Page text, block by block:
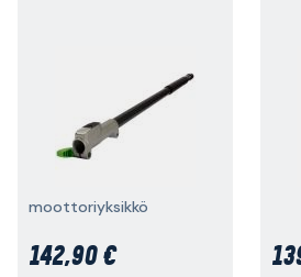
moottoriyksikkö
142,90 €